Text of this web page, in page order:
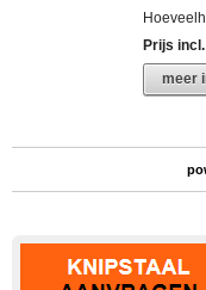
Prijs
meer